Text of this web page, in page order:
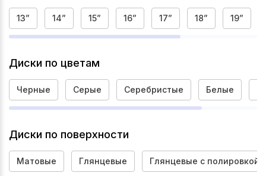
13” 14” 15” 16” 17” 18” 19”
Диски по цветам
Черные Серые Серебристые Белые
Диски по поверхности
Матовые Глянцевые Глянцевые с полировкой